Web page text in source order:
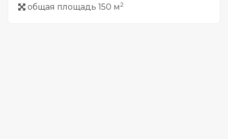
общая площадь 150 м2